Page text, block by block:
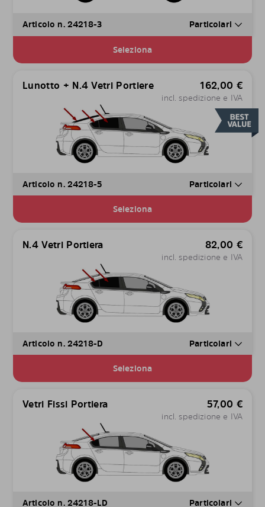
Articolo n. 24218-3 Particolari
Seleziona
Lunotto + N.4 Vetri Portiere 162,00 €
incl. spedizione e IVA
Articolo n. 24218-5 Particolari
Seleziona
N.4 Vetri Portiera 82,00 €
incl. spedizione e IVA
Articolo n. 24218-D Particolari
Seleziona
Vetri Fissi Portiera 57,00 €
incl. spedizione e IVA
Articolo n. 24218-LD Particolari